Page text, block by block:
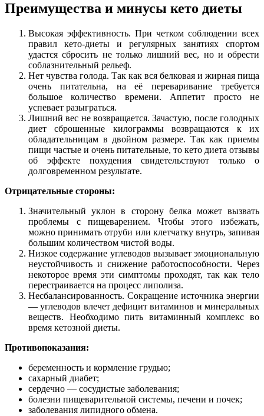
Преимущества и минусы кето диеты
Высокая эффективность. При четком соблюдении всех
правил кето-диеты и регулярных занятиях спортом
удастся сбросить не только лишний вес, но и обрести
соблазнительный рельеф.
Нет чувства голода. Так как вся белковая и жирная пища
очень питательна, на её переваривание требуется
большое количество времени. Аппетит просто не
успевает разыграться.
Лишний вес не возвращается. Зачастую, после голодных
диет сброшенные килограммы возвращаются к их
обладательницам в двойном размере. Так как приемы
пищи частые и очень питательные, то кето диета отзывы
об эффекте похудения свидетельствуют только о
долговременном результате.
Отрицательные стороны:
Значительный уклон в сторону белка может вызвать
проблемы с пищеварением. Чтобы этого избежать,
можно принимать отруби или клетчатку внутрь, запивая
большим количеством чистой воды.
Низкое содержание углеводов вызывает эмоциональную
неустойчивость и снижение работоспособности. Через
некоторое время эти симптомы проходят, так как тело
перестраивается на процесс липолиза.
Несбалансированность. Сокращение источника энергии
— углеводов влечет дефицит витаминов и минеральных
веществ. Необходимо пить витаминный комплекс во
время кетозной диеты.
Противопоказания:
беременность и кормление грудью;
сахарный диабет;
сердечно — сосудистые заболевания;
болезни пищеварительной системы, печени и почек;
заболевания липидного обмена.